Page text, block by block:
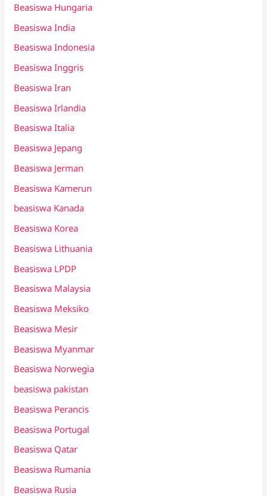
Beasiswa Hungaria
Beasiswa India
Beasiswa Indonesia
Beasiswa Inggris
Beasiswa Iran
Beasiswa Irlandia
Beasiswa Italia
Beasiswa Jepang
Beasiswa Jerman
Beasiswa Kamerun
beasiswa Kanada
Beasiswa Korea
Beasiswa Lithuania
Beasiswa LPDP
Beasiswa Malaysia
Beasiswa Meksiko
Beasiswa Mesir
Beasiswa Myanmar
Beasiswa Norwegia
beasiswa pakistan
Beasiswa Perancis
Beasiswa Portugal
Beasiswa Qatar
Beasiswa Rumania
Beasiswa Rusia